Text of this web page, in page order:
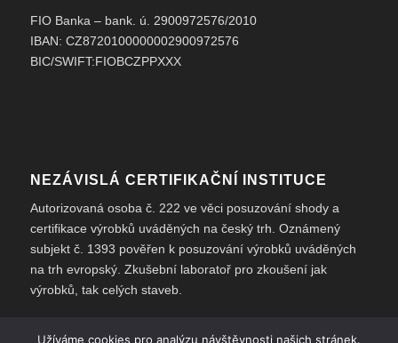
FIO Banka – bank. ú. 2900972576/2010
IBAN: CZ8720100000002900972576
BIC/SWIFT:FIOBCZPPXXX
NEZÁVISLÁ CERTIFIKAČNÍ INSTITUCE
Autorizovaná osoba č. 222 ve věci posuzování shody a
certifikace výrobků uváděných na český trh. Oznámený
subjekt č. 1393 pověřen k posuzování výrobků uváděných
na trh evropský. Zkušební laboratoř pro zkoušení jak
výrobků, tak celých staveb.
Užíváme cookies pro analýzu návštěvnosti našich stránek.